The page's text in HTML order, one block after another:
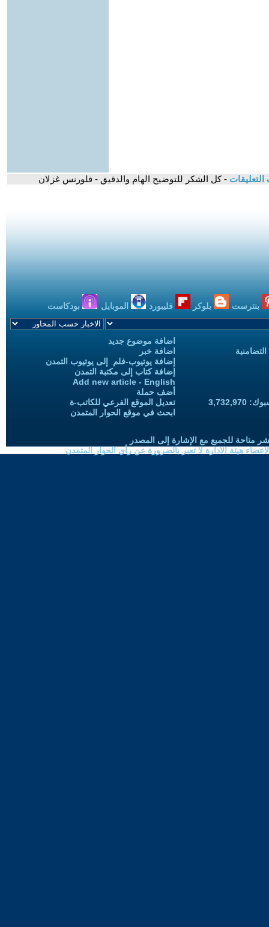
- كل الشكر للتوضيح الهام والدقيق - فلورنس غزلان
بنترست بلوكر فليبورد الموبايل بودكاست
اضافة موضوع جديد
اضافة خبر
إضافة يوتيوب-فلم إلى يوتيوب التمدن
إضافة كتاب إلى مكتبة التمدن
Add new article - English
أضف حملة
تعديل الموقع الفرعي للكاتب-ة
ابحث في موقع الحوار المتمدن
متاحة للجميع مع الإشارة إلى المصدر
هيئة الادارة لا تعبر بالضرورة عن رأي الحوار المتمدن